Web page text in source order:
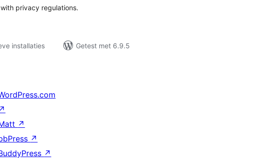
privacy regulations.
installaties
Getest met 6.9.5
↗
↗
↗
↗